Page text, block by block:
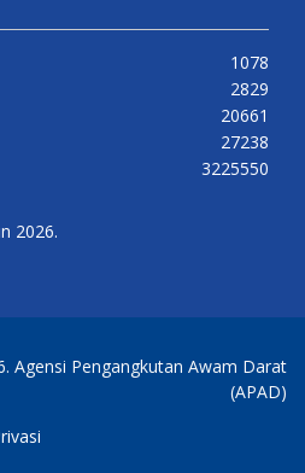
1078
2829
20661
27238
3225550
2026.
Agensi Pengangkutan Awam Darat
(APAD)